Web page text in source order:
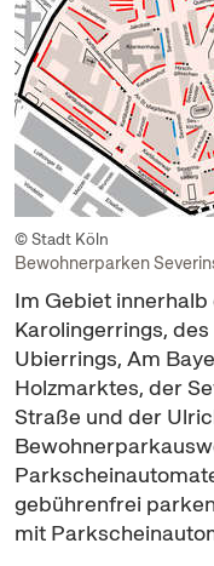
© Stadt Köln
Bewohnerparken
Im Gebiet
Karolingerrings,
Ubierrings, Am
Holzmarktes, der
Straße und der
gebührenfrei
mit